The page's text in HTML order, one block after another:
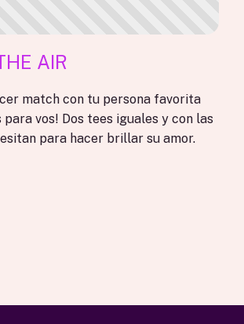
AIR
match con tu persona favorita
vos! Dos tees iguales y con las
para hacer brillar su amor.